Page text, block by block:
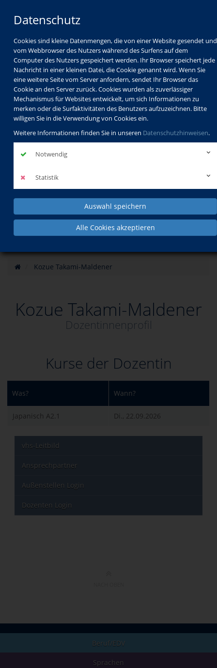
Datenschutz
Cookies sind kleine Datenmengen, die von einer Website gesendet und
vom Webbrowser des Nutzers während des Surfens auf dem
Computer des Nutzers gespeichert werden. Ihr Browser speichert jede
Nachricht in einer kleinen Datei, die Cookie genannt wird. Wenn Sie
eine weitere Seite vom Server anfordern, sendet Ihr Browser das
Cookie an den Server zurück. Cookies wurden als zuverlässiger
Mechanismus für Websites entwickelt, um sich Informationen zu
merken oder die Surfaktivitäten des Benutzers aufzuzeichnen. Bitte
willigen Sie in die Verwendung von Cookies ein.
Weitere Informationen finden Sie in unseren Datenschutzhinweisen.
Notwendig
Statistik
Auswahl speichern
Alle Cookies akzeptieren
Programm
Schulabschlüsse
Schulkindbetreuung
Service
Kozue Takami-Maldener
Kozue Takami-Maldener
Dozentinnenprofil
Kurse der Dozentin
Was? Wann?
Japanisch A2.1 Di., 22.09.2026
vhs-Leitbild
Ansprechpartner
Außenstellen Login
Dozenten Login
Beruf/EDV
Sprachen